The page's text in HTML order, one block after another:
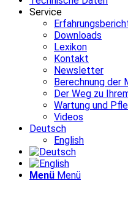
Service
Downloads
Lexikon
Kontakt
Newsletter
Berechnung der
Der Weg zu
Wartung und
Videos
Deutsch
English
Menü Menü